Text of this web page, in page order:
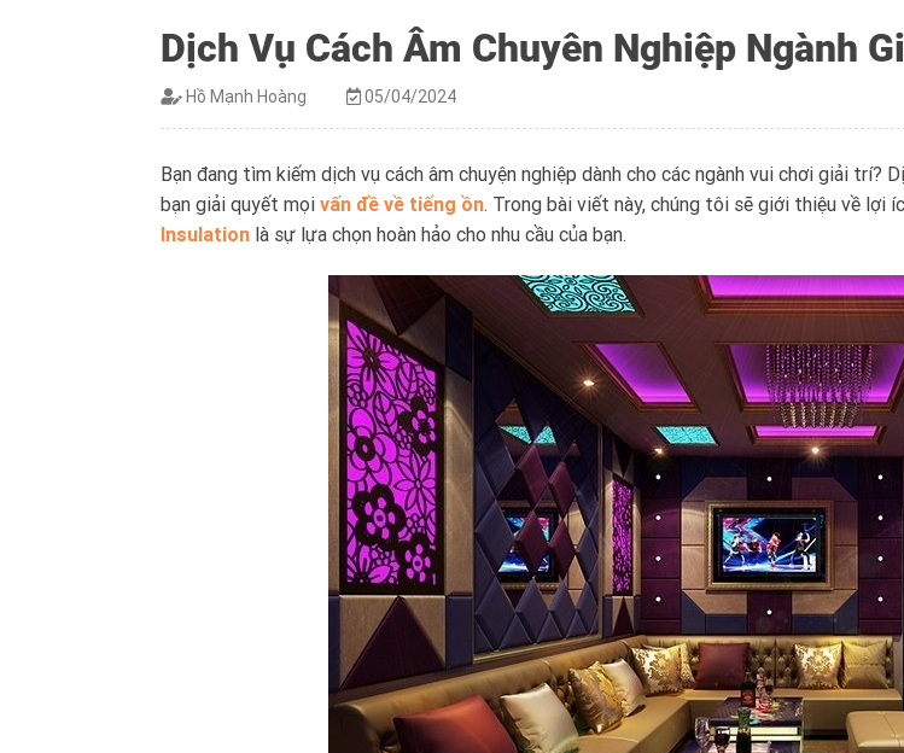
Dịch Vụ Cách Âm Chuyên Nghiệp Ngành
Hồ Mạnh Hoàng 05/04/2024
Bạn đang tìm kiếm dịch vụ cách âm chuyện nghiệp dành cho các ngành vui chơi giải trí?
bạn giải quyết mọi vấn đề về tiếng ồn. Trong bài viết này, chúng tôi sẽ giới thiệu về lợi
Insulationlà sự lựa chọn hoàn hảo cho nhu cầu của bạn.